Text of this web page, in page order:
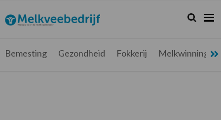
de
hoofdnavigatie
de
hoofd
de
eerste
de
voettekst
Melkveebedrijf.be
Nieuws
melkveehouder
Zoeken...
Zoek
Bemesting Gezondheid Fokkerij Melkwinning